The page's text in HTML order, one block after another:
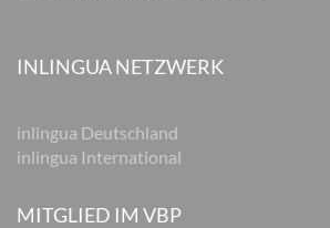
INLINGUA NETZWERK
inlingua Deutschland
inlingua International
MITGLIED IM VBP